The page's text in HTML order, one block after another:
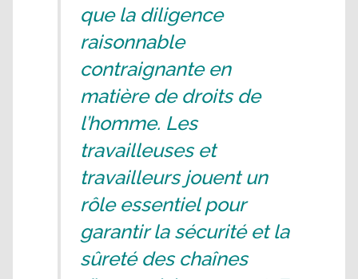
que la diligence
raisonnable
contraignante en
matière de droits de
l’homme. Les
travailleuses et
travailleurs jouent un
rôle essentiel pour
garantir la sécurité et la
sûreté des chaînes